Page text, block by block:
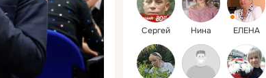
Сергей Нина ЕЛЕНА